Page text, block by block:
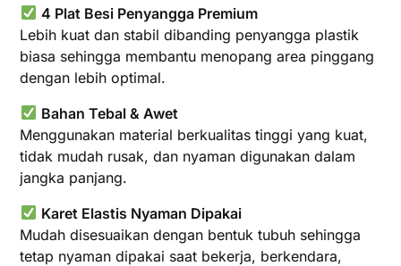
4 Plat Besi Penyangga Premium
Lebih kuat dan stabil dibanding penyangga plastik
biasa sehingga membantu menopang area pinggang
dengan lebih optimal.
Bahan Tebal & Awet
Menggunakan material berkualitas tinggi yang kuat,
tidak mudah rusak, dan nyaman digunakan dalam
jangka panjang.
Karet Elastis Nyaman Dipakai
Mudah disesuaikan dengan bentuk tubuh sehingga
tetap nyaman dipakai saat bekerja, berkendara,